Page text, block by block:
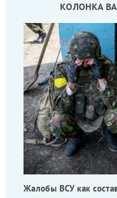
КОЛОНКА
Жалобы ВСУ как